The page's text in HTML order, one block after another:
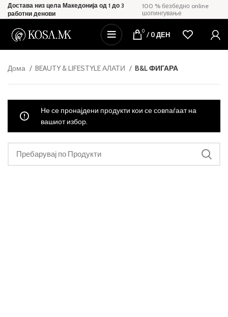
Достава низ цела Македонија од 1 до 3
работни денови
100 % безбедно online
шопингување
0 / 0ДЕН
Дома BEAUTY & LIFESTYLE АЛАТИ B&L ФИГАРА
Не се пронајдени продукти кои се совпаѓаат на
вашиот избор.